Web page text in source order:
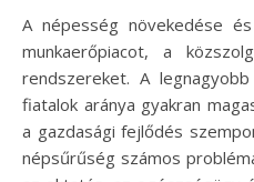
A népesség növekedése
munkaerőpiacot, a
rendszereket. A
fiatalok aránya gyakran
a gazdasági fejlődés
népsűrűség számos